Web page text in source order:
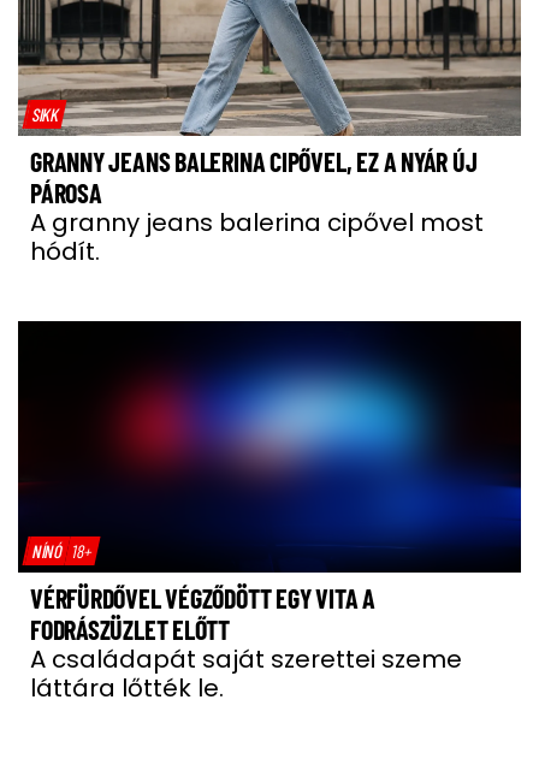
SIKK
GRANNY JEANS BALERINA CIPŐVEL, EZ A NYÁR ÚJ
PÁROSA
A granny jeans balerina cipővel most
hódít.
NÍNÓ 18+
VÉRFÜRDŐVEL VÉGZŐDÖTT EGY VITA A
FODRÁSZÜZLET ELŐTT
A családapát saját szerettei szeme
láttára lőtték le.